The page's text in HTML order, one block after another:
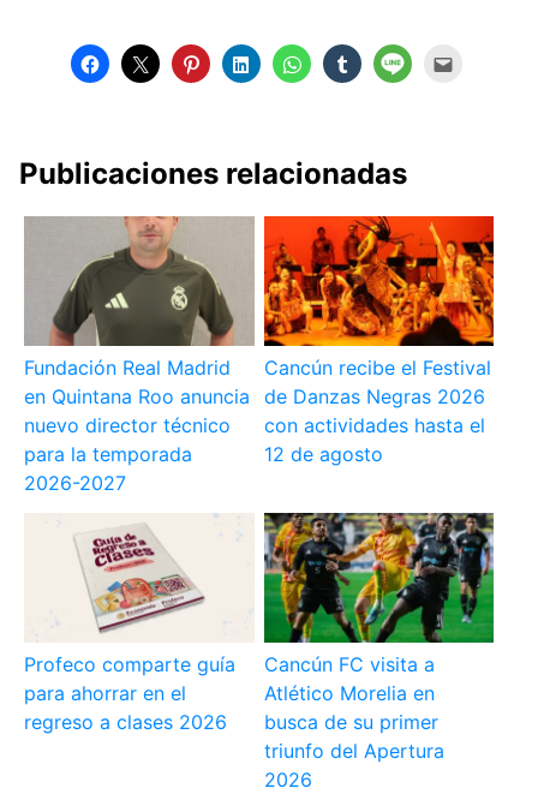
Publicaciones relacionadas
Fundación Real Madrid
en Quintana Roo anuncia
nuevo director técnico
para la temporada
2026-2027
Cancún recibe el Festival
de Danzas Negras 2026
con actividades hasta el
12 de agosto
Profeco comparte guía
para ahorrar en el
regreso a clases 2026
Cancún FC visita a
Atlético Morelia en
busca de su primer
triunfo del Apertura
2026